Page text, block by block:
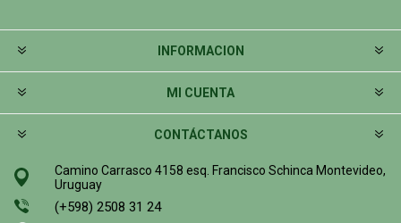
INFORMACION
MI CUENTA
CONTÁCTANOS
Camino Carrasco 4158 esq. Francisco Schinca Montevideo,
Uruguay
(+598) 2508 31 24